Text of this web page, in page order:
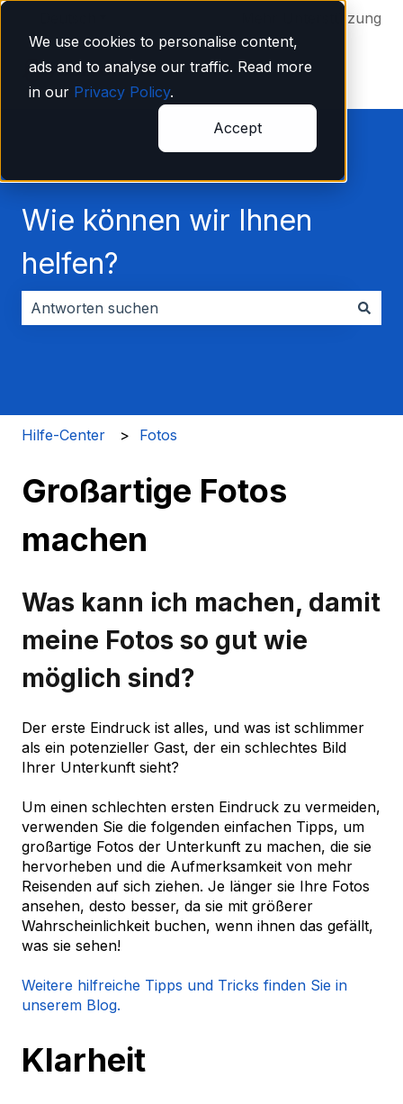
We use cookies to personalise content,
ads and to analyse our traffic. Read more
in our Privacy Policy.
Accept
Untermenü für Übersetzungen anzeigen
Mehr Unterstützung
Wie können wir Ihnen
helfen?
Hilfe-Center Fotos
Großartige Fotos
machen
Was kann ich machen, damit
meine Fotos so gut wie
möglich sind?
Der erste Eindruck ist alles, und was ist schlimmer
als ein potenzieller Gast, der ein schlechtes Bild
Ihrer Unterkunft sieht?
Um einen schlechten ersten Eindruck zu vermeiden,
verwenden Sie die folgenden einfachen Tipps, um
großartige Fotos der Unterkunft zu machen, die sie
hervorheben und die Aufmerksamkeit von mehr
Reisenden auf sich ziehen. Je länger sie Ihre Fotos
ansehen, desto besser, da sie mit größerer
Wahrscheinlichkeit buchen, wenn ihnen das gefällt,
was sie sehen!
Weitere hilfreiche Tipps und Tricks finden Sie in
unserem Blog.
Klarheit